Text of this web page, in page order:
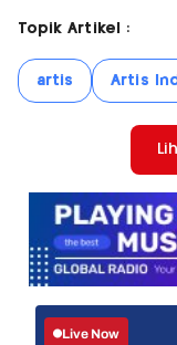
Topik Artikel :
artis Artis
Live Now